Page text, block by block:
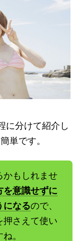
に分けて紹介し
単です。
かもしれませ
を意識せずに
になるので、
押さえて使い
。